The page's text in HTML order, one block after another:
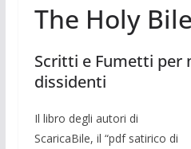
The Holy Bile
Scritti e Fumetti per
dissidenti
Il libro degli autori di
ScaricaBile, il “pdf satirico di